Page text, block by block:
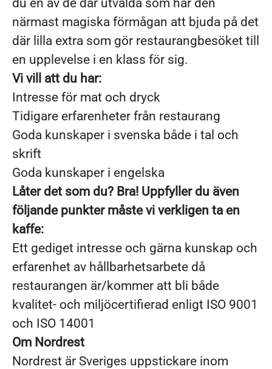
du en av de där utvalda som har den
närmast magiska förmågan att bjuda på det
där lilla extra som gör restaurangbesöket till
en upplevelse i en klass för sig.
Vi vill att du har:
Intresse för mat och dryck
Tidigare erfarenheter från restaurang
Goda kunskaper i svenska både i tal och
skrift
Goda kunskaper i engelska
Låter det som du? Bra! Uppfyller du även
följande punkter måste vi verkligen ta en
kaffe:
Ett gediget intresse och gärna kunskap och
erfarenhet av hållbarhetsarbete då
restaurangen är/kommer att bli både
kvalitet- och miljöcertifierad enligt ISO 9001
och ISO 14001
Om Nordrest
Nordrest är Sveriges uppstickare inom